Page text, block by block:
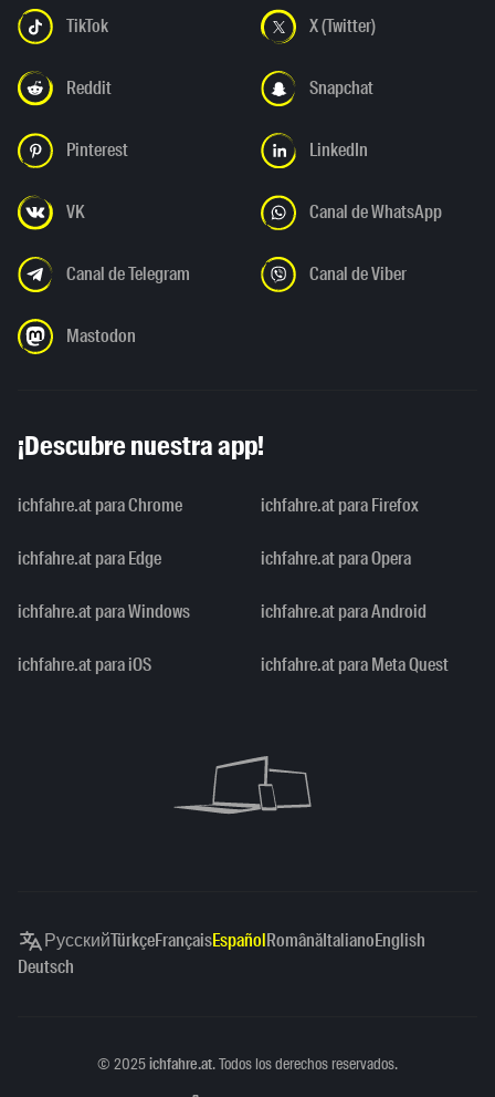
TikTok X (Twitter)
Reddit Snapchat
Pinterest LinkedIn
VK Canal de WhatsApp
Canal de Telegram Canal de Viber
Mastodon
¡Descubre nuestra app!
ichfahre.at para Chrome ichfahre.at para Firefox
ichfahre.at para Edge ichfahre.at para Opera
ichfahre.at para Windows ichfahre.at para Android
ichfahre.at para iOS ichfahre.at para Meta Quest
РусскийTürkçeFrançaisEspañolRomânăItalianoEnglish
Deutsch
Copyright
© 2025ichfahre.at. Todos los derechos reservados.